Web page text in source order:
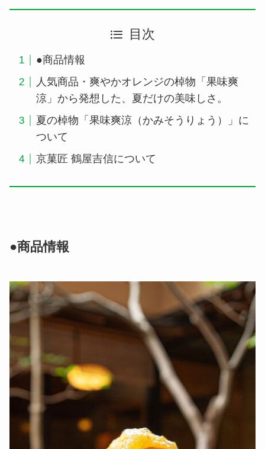
目次
●商品情報
人気商品・爽やかオレンジの棹物「果味爽
涼」から発想した、夏だけの美味しさ。
夏の棹物「果味爽涼（かみそうりょう）」に
ついて
京菓匠 鶴屋吉信について
●商品情報